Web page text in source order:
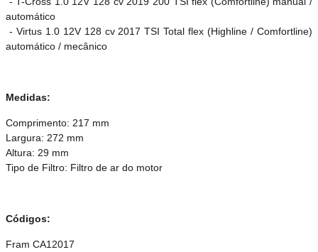
automático
- Virtus 1.0 12V 128 cv 2017 TSI Total flex (Highline / Comfortline)
automático / mecânico
Medidas:
Comprimento: 217 mm
Largura: 272 mm
Altura: 29 mm
Tipo de Filtro: Filtro de ar do motor
Códigos:
Fram CA12017